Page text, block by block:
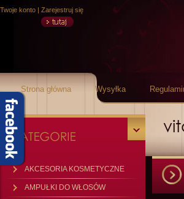
Twoje konto | Zarejestruj się
Strona główna Wysyłka
AKCESORIA KOSMETYCZNE
AMPUŁKI DO WŁOSÓW